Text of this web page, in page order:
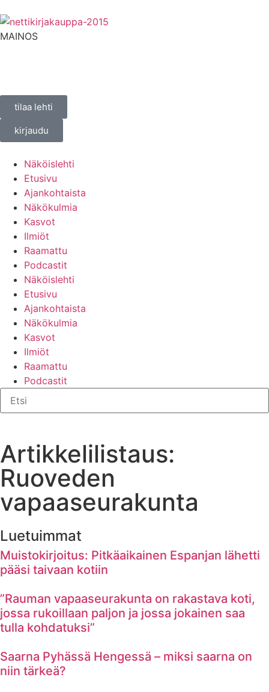
MAINOS
tilaa lehti
kirjaudu
Näköislehti
Etusivu
Ajankohtaista
Näkökulmia
Kasvot
Ilmiöt
Raamattu
Podcastit
Näköislehti
Etusivu
Ajankohtaista
Näkökulmia
Kasvot
Ilmiöt
Raamattu
Podcastit
Artikkelilistaus:
Ruoveden
vapaaseurakunta
Luetuimmat
Muistokirjoitus: Pitkäaikainen Espanjan lähetti
pääsi taivaan kotiin
”Rauman vapaaseurakunta on rakastava koti,
jossa rukoillaan paljon ja jossa jokainen saa
tulla kohdatuksi”
Saarna Pyhässä Hengessä – miksi saarna on
niin tärkeä?